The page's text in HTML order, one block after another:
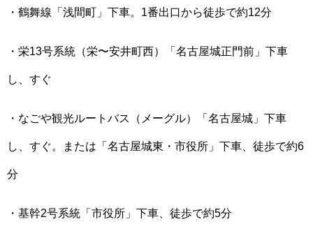
・鶴舞線「浅間町」下車。1番出口から徒歩で約12分
・栄13号系統（栄〜安井町西）「名古屋城正門前」下車
し、すぐ
・なごや観光ルートバス（メーグル）「名古屋城」下車
し、すぐ。または「名古屋城東・市役所」下車、徒歩で約6
分
・基幹2号系統「市役所」下車、徒歩で約5分